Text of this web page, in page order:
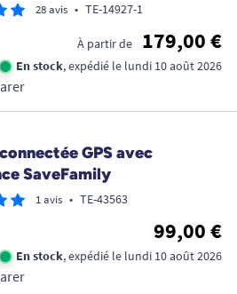
28 avis • TE-14927-1
À partir de 179,00 €
En stock, expédié le lundi 10 août 2026
GPS avec
SaveFamily
1 avis • TE-43563
99,00 €
En stock, expédié le lundi 10 août 2026